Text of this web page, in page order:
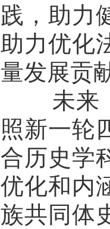
践，助力
助力优化
量发展贡
未来，
照新一轮
合历史学
优化和内
族共同体